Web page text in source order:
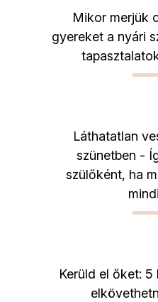
Mikor merjük
gyereket a nyári
Láthatatlan
szünetben -
szülőként, ha
Kerüld el őket: 5